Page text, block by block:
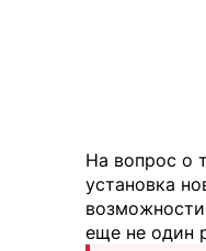
На вопрос о
установка
еще не один